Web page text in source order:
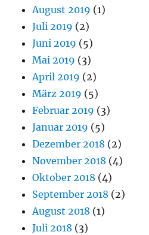
August 2019 (1)
Juli 2019 (2)
Juni 2019 (5)
Mai 2019 (3)
April 2019 (2)
März 2019 (5)
Februar 2019 (3)
Januar 2019 (5)
Dezember 2018 (2)
November 2018 (4)
Oktober 2018 (4)
September 2018 (2)
August 2018 (1)
Juli 2018 (3)